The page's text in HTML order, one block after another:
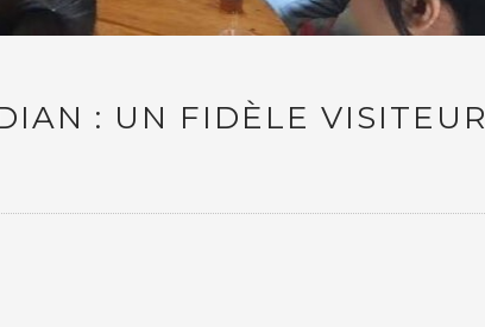
: UN FIDÈLE VISITEUR